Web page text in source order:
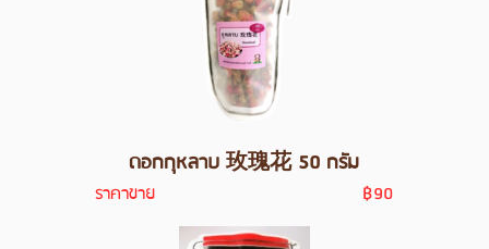
ดอกกุหลาบ 玫瑰花 50 กรัม
ราคาขาย ฿90